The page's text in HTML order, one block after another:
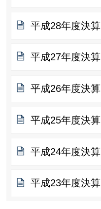
平成28年度決算
平成27年度決算
平成26年度決算
平成25年度決算
平成24年度決算
平成23年度決算